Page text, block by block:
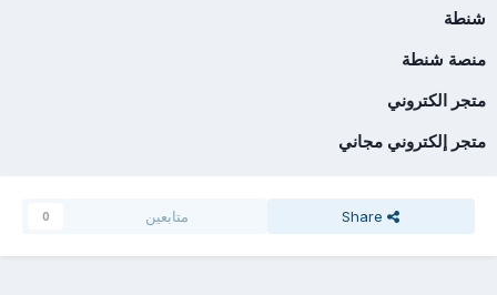
شنطة
منصة شنطة
متجر الكتروني
متجر إلكتروني مجاني
Share متابعين 0